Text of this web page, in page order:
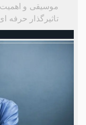
موسیقی و
تاثیرگذار حرفه